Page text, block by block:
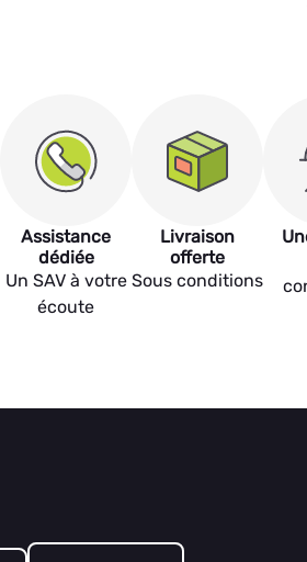
Assistance
dédiée
Un SAV à votre
écoute
Livraison
offerte
Sous conditions